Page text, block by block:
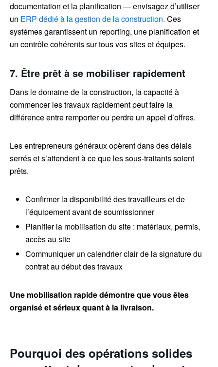
documentation et la planification — envisagez d’utiliser
un ERP dédié à la gestion de la construction. Ces
systèmes garantissent un reporting, une planification et
un contrôle cohérents sur tous vos sites et équipes.
7. Être prêt à se mobiliser rapidement
Dans le domaine de la construction, la capacité à
commencer les travaux rapidement peut faire la
différence entre remporter ou perdre un appel d’offres.
Les entrepreneurs généraux opèrent dans des délais
serrés et s’attendent à ce que les sous-traitants soient
prêts.
Confirmer la disponibilité des travailleurs et de
l’équipement avant de soumissionner
Planifier la mobilisation du site : matériaux, permis,
accès au site
Communiquer un calendrier clair de la signature du
contrat au début des travaux
Une mobilisation rapide démontre que vous êtes
organisé et sérieux quant à la livraison.
Pourquoi des opérations solides